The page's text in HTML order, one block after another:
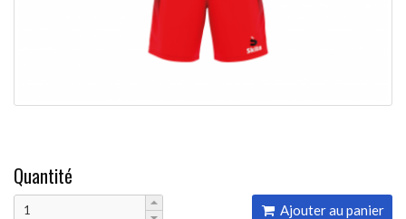
Quantité
Ajouter au panier